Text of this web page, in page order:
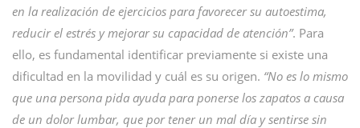
en la realización de ejercicios para favorecer su autoestima,
reducir el estrés y mejorar su capacidad de atención”. Para
ello, es fundamental identificar previamente si existe una
dificultad en la movilidad y cuál es su origen. “No es lo mismo
que una persona pida ayuda para ponerse los zapatos a causa
de un dolor lumbar, que por tener un mal día y sentirse sin